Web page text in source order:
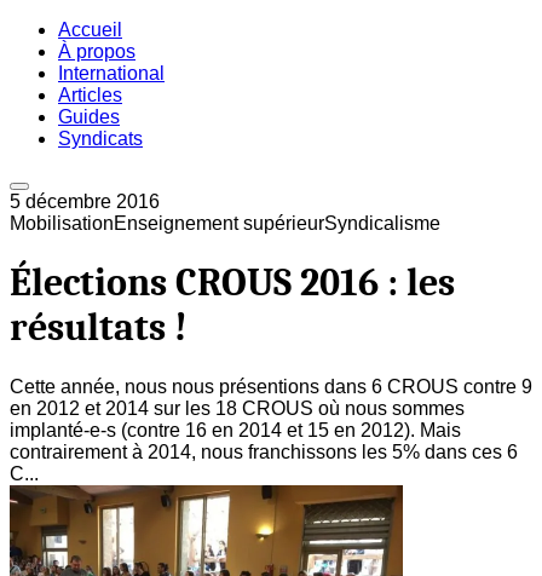
Accueil
À propos
International
Articles
Guides
Syndicats
5 décembre 2016
MobilisationEnseignement supérieurSyndicalisme
Élections CROUS 2016 : les
résultats !
Cette année, nous nous présentions dans 6 CROUS contre 9
en 2012 et 2014 sur les 18 CROUS où nous sommes
implanté-e-s (contre 16 en 2014 et 15 en 2012). Mais
contrairement à 2014, nous franchissons les 5% dans ces 6
C...